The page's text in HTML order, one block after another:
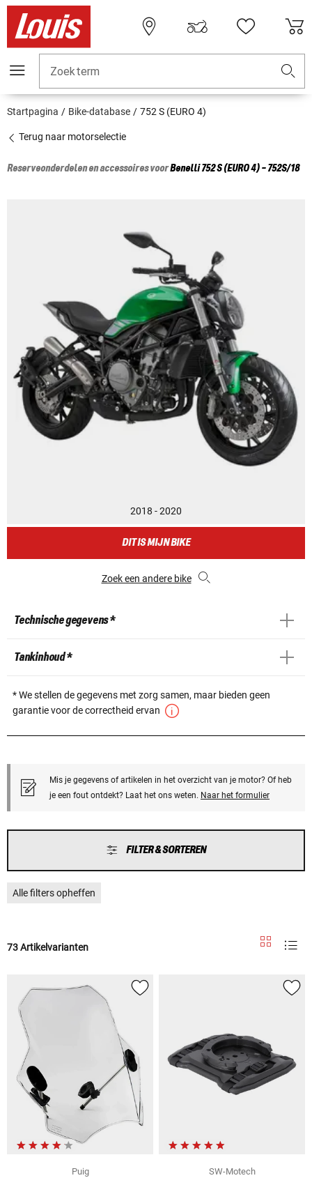
Zoekterm
Startpagina Bike-database 752 S (EURO 4)
Terug naar motorselectie
Reserveonderdelen en accessoires voorBenelli752 S (EURO 4) - 752S/18
2018 - 2020
DIT IS MIJN BIKE
Zoek een andere bike
Technische gegevens *
Tankinhoud *
* We stellen de gegevens met zorg samen, maar bieden geen
garantie voor de correctheid ervan
Mis je gegevens of artikelen in het overzicht van je motor? Of heb
je een fout ontdekt? Laat het ons weten. Naar het formulier
FILTER & SORTEREN
Alle filters opheffen
73 Artikelvarianten
Puig
SW-Motech